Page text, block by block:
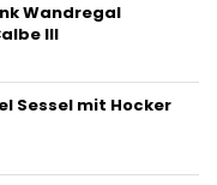
Wandregal
III
Sessel mit Hocker